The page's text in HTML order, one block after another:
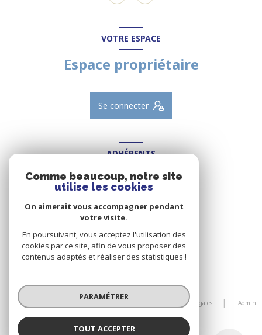
VOTRE ESPACE
Espace propriétaire
Se connecter
ADHÉRENTS
Nous adhérons
© 2026 | Tous droits réservés
Mentions légales
Admin
Comme beaucoup, notre site
utilise les cookies
On aimerait vous accompagner pendant
votre visite.
En poursuivant, vous acceptez l'utilisation des
cookies par ce site, afin de vous proposer des
contenus adaptés et réaliser des statistiques !
PARAMÉTRER
TOUT ACCEPTER